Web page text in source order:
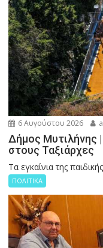
6 Αυγούστου 2026
Δήμος Μυτιλήνης |
στους Ταξιάρχες
Tα εγκαίνια της
ΠΟΛΙΤΙΚΑ